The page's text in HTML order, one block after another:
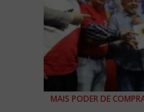
MAIS PODER DE